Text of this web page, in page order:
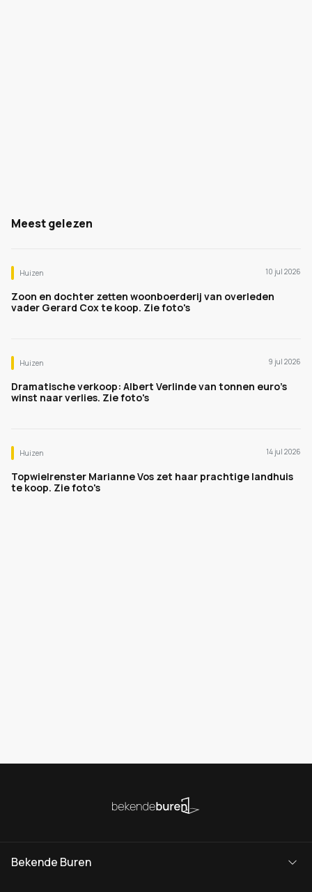
Meest gelezen
Huizen 10 jul 2026
Zoon en dochter zetten woonboerderij van overleden
vader Gerard Cox te koop. Zie foto's
Huizen 9 jul 2026
Dramatische verkoop: Albert Verlinde van tonnen euro's
winst naar verlies. Zie foto's
Huizen 14 jul 2026
Topwielrenster Marianne Vos zet haar prachtige landhuis
te koop. Zie foto's
Bekende Buren